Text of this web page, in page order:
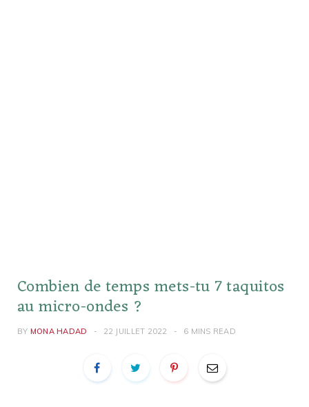
Combien de temps mets-tu 7 taquitos
au micro-ondes ?
BY MONA HADAD 22 JUILLET 2022 6 MINS READ